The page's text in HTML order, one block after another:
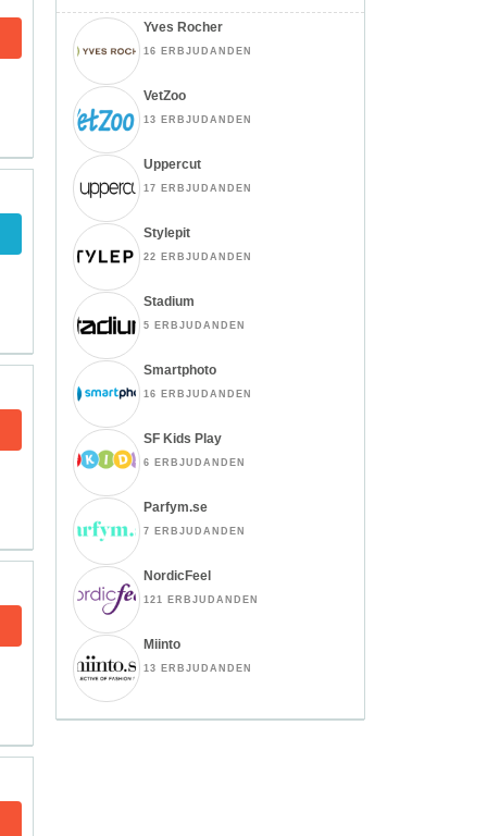
Yves Rocher
16 ERBJUDANDEN
VetZoo
13 ERBJUDANDEN
Uppercut
17 ERBJUDANDEN
Stylepit
22 ERBJUDANDEN
Stadium
5 ERBJUDANDEN
Smartphoto
16 ERBJUDANDEN
SF Kids Play
6 ERBJUDANDEN
Parfym.se
7 ERBJUDANDEN
NordicFeel
121 ERBJUDANDEN
Miinto
13 ERBJUDANDEN